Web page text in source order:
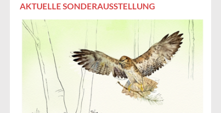
AKTUELLE SONDERAUSSTELLUNG